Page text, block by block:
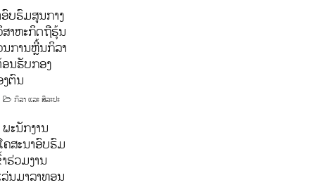
ອົບຮົມສູນກາງ
າຫະກິດຖືຮຸ້ນ
ນການຫຼີ້ນກິລາ
ອນຮັບກອງ
ຕົນ
ກິລາ ແລະ ສິລະປະ
ະນັກງານ
ຄສະນາອົບຮົມ
ຮ່ວມງານ
ນມາລາທອນ